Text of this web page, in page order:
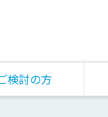
検討の方